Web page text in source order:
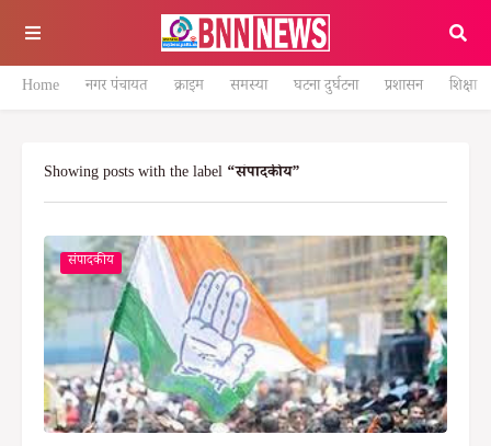
Home नगर पंचायत क्राइम समस्या घटना दुर्घटना प्रशासन शिक्षा
Showing posts with the label संपादकीय
संपादकीय